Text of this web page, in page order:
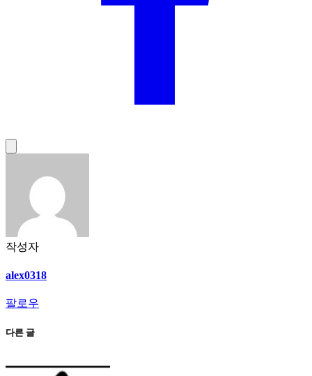
작성자
alex0318
팔로우
다른 글